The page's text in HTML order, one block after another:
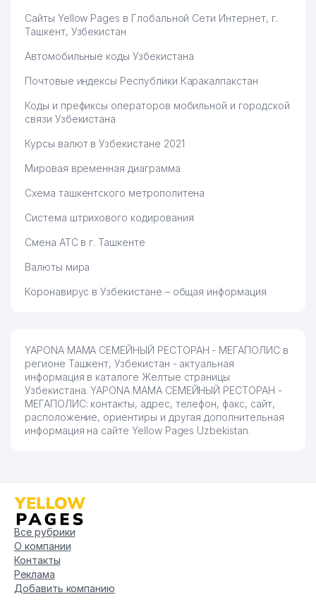
Сайты Yellow Pages в Глобальной Сети Интернет, г.
Ташкент, Узбекистан
Автомобильные коды Узбекистана
Почтовые индексы Республики Каракалпакстан
Коды и префиксы операторов мобильной и городской
связи Узбекистана
Курсы валют в Узбекистане 2021
Мировая временная диаграмма
Схема ташкентского метрополитена
Система штрихового кодирования
Смена АТС в г. Ташкенте
Валюты мира
Коронавирус в Узбекистане – общая информация
YAPONA MAMA СЕМЕЙНЫЙ РЕСТОРАН - МЕГАПОЛИС в
регионе Ташкент, Узбекистан - актуальная
информация в каталоге Желтые страницы
Узбекистана. YAPONA MAMA СЕМЕЙНЫЙ РЕСТОРАН -
МЕГАПОЛИС: контакты, адрес, телефон, факс, сайт,
расположение, ориентиры и другая дополнительная
информация на сайте Yellow Pages Uzbekistan.
Все рубрики
О компании
Контакты
Реклама
Добавить компанию